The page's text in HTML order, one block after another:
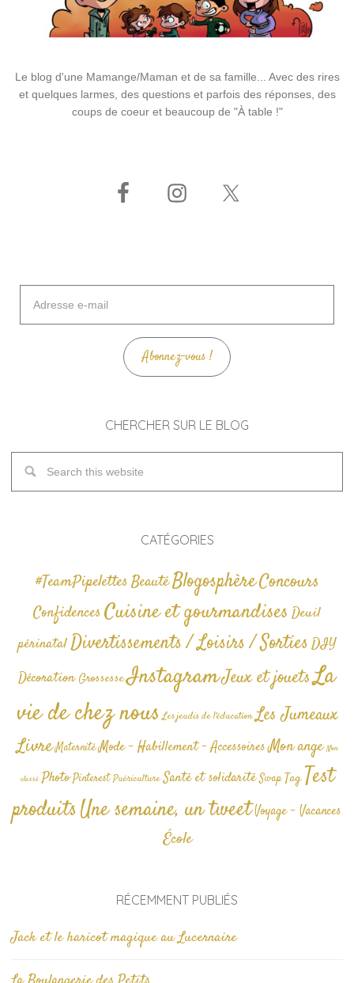
Le blog d'une Mamange/Maman et de sa famille... Avec des rires
et quelques larmes, des questions et parfois des réponses, des
coups de coeur et beaucoup de "À table !"
mail
Abonnez-vous !
CHERCHER SUR LE BLOG
CATÉGORIES
#TeamPipelettesBeautéBlogosphèreConcours
Confidences Cuisine et gourmandises Deuil
périnatalDivertissements / Loisirs / SortiesDIY
Décoration GrossesseInstagramJeux et jouetsLa
vie de chez nous Les jeudis de l'éducation Les Jumeaux
Livre Maternité Mode - Habillement - AccessoiresMon ange Non
classé Photo Pinterest Puériculture Santé et solidarité Swap TagTest
produitsUne semaine, un tweetVoyage - Vacances
École
RÉCEMMENT PUBLIÉS
Jack et le haricot magique au Lucernaire